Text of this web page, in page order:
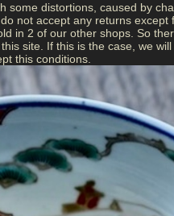
some distortions, caused by
not accept any returns
in 2 of our other shops. So
site. If this is the case, we
this conditions.